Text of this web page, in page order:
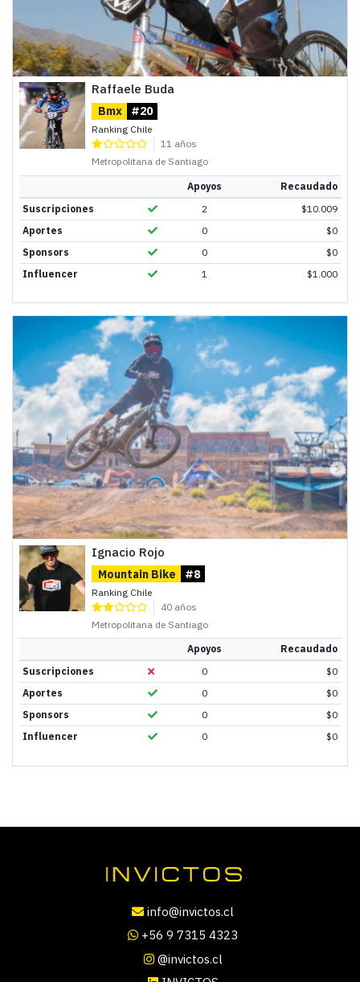
Raffaele Buda
Bmx #20
Ranking Chile
11 años
Metropolitana de Santiago
Apoyos
Recaudado
Suscripciones
2 $10.009
Aportes
0 $0
Sponsors
0 $0
Influencer
1 $1.000
Ignacio Rojo
Mountain Bike #8
Ranking Chile
40 años
Metropolitana de Santiago
Apoyos
Recaudado
Suscripciones
0 $0
Aportes
0 $0
Sponsors
0 $0
Influencer
0 $0
info@invictos.cl
+56 9 7315 4323
@invictos.cl